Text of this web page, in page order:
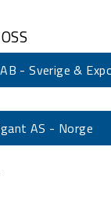
- Sverige &
AS - Norge